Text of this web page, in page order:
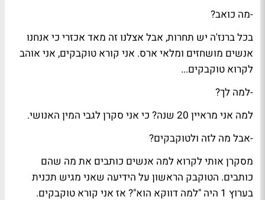
-מה כואב?
בכל ברנז'ה יש תחרות, אבל אצלנו זה מאד אכזרי כי אנחנו
אנשים מושחזים ומלאי ארס. אני קורא טוקבקים, אני אוהב
לקרוא טוקבקים...
-למה לך?
למה אני מראיין 20 שנה? כי אני סקרן לגבי המין האנושי.
-אבל מה לזה ולטוקבקים?
מסקרן אותי לקרוא למה אנשים כותבים את מה שהם
כותבים. הטוקבק הראשון על הידיעה שאני מגיש תכנית
בערוץ 1 היה "למה דווקא הוא"? אז אני קורא טוקבקים.